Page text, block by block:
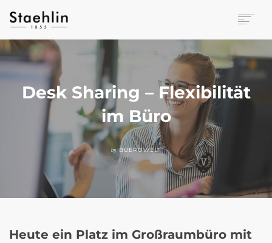
EINRICHTUNGSKULTUR
PAPETERIE
LEASING
UNTERNEHMEN
VERANSTALTUNGEN
Desk Sharing – Flexibilität
im Büro
by BUEROWELT
Heute ein Platz im Großraumbüro mit